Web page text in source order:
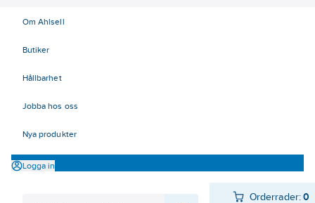
Om Ahlsell
Butiker
Hållbarhet
Jobba hos oss
Nya produkter
Logga in
Orderrader:0